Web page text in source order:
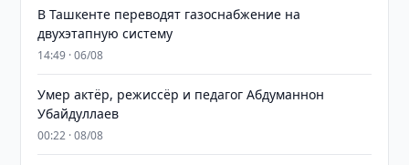
В Ташкенте переводят газоснабжение на
двухэтапную систему
14:49 · 06/08
Умер актёр, режиссёр и педагог Абдуманнон
Убайдуллаев
00:22 · 08/08